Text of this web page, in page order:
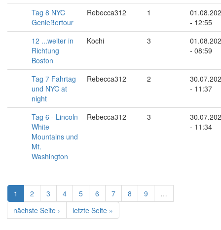
Tag 8 NYC
Genießertour
Rebecca312 1
- 12:55
12 ...weiter in
Richtung
Boston
Kochi 3
- 08:59
Tag 7 Fahrtag
und NYC at
night
Rebecca312 2
- 11:37
Tag 6 - Lincoln
White
Mountains und
Mt.
Washington
Rebecca312 3
- 11:34
1 2 3 4 5 6 7 8 9
…
nächste Seite ›
letzte Seite »